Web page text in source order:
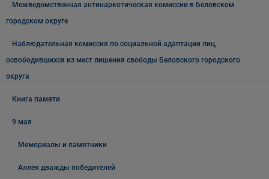
Межведомственная антинаркотическая комиссии в Беловском
городском округе
Наблюдательная комиссия по социальной адаптации лиц,
освободившихся из мест лишения свободы Беловского городского
округа
Книга памяти
9 мая
Мемориалы и памятники
Аллея дважды победителей